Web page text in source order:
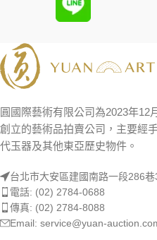
圓國際藝術有限公司為2023年12
創立的藝術品拍賣公司，主要經
代玉器及其他東亞歷史物件。
台北市大安區建國南路一段286
電話: (02) 2784-0688
傳真: (02) 2784-8088
Email: service@yuan-